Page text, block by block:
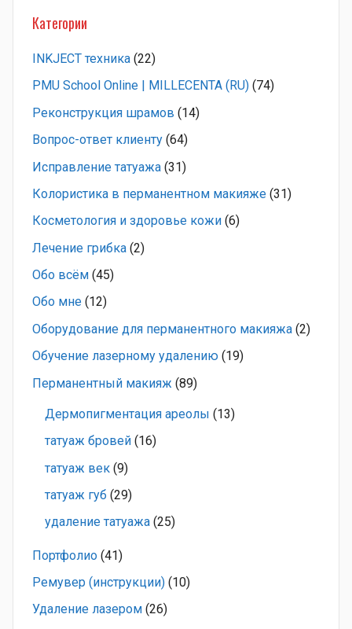
Категории
INKJECT техника (22)
PMU School Online | MILLECENTA (RU) (74)
Pеконструкция шрамов (14)
Вопрос-ответ клиенту (64)
Исправление татуажа (31)
Колористика в перманентном макияже (31)
Косметология и здоровье кожи (6)
Лечение грибка (2)
Обо всём (45)
Обо мне (12)
Оборудование для перманентного макияжа (2)
Обучение лазерному удалению (19)
Перманентный макияж (89)
Дермопигментация ареолы (13)
татуаж бровей (16)
татуаж век (9)
татуаж губ (29)
удаление татуажа (25)
Портфолио (41)
Ремувер (инструкции) (10)
Удаление лазером (26)